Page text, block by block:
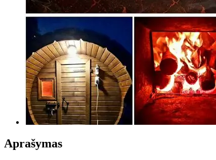
Aprašymas